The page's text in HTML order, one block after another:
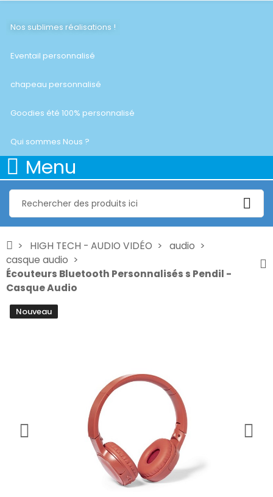
Nos sublimes réalisations !
Eventail personnalisé
chapeau personnalisé
Goodies été 100% personnalisé
Qui sommes Nous ?
Menu
HIGH TECH - AUDIO VIDÉO
audio
casque audio
Écouteurs Bluetooth Personnalisés s Pendil -
Casque Audio
Nouveau